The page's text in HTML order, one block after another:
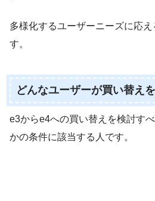
多様化するユーザーニーズに応
す。
どんなユーザーが買い替え
e3からe4への買い替えを検討す
かの条件に該当する人です。